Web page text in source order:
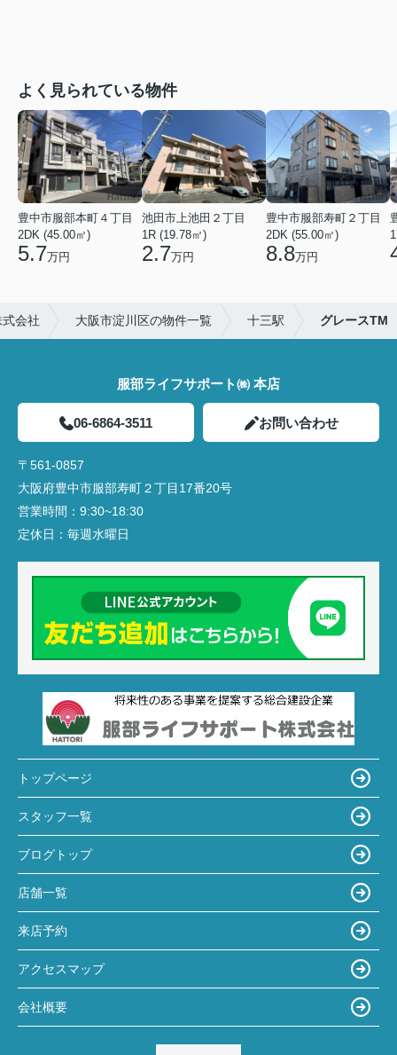
よく見られている物件
豊中市服部本町４丁目
2DK (45.00㎡)
5.7万円
池田市上池田２丁目
1R (19.78㎡)
2.7万円
豊中市服部寿町２丁目
2DK (55.00㎡)
8.8万円
会社 大阪市淀川区の物件一覧 十三駅 グレースTM
服部ライフサポート㈱ 本店
06-6864-3511 お問い合わせ
〒561-0857
大阪府豊中市服部寿町２丁目17番20号
営業時間： 9:30~18:30
定休日： 毎週水曜日
トップページ
スタッフ一覧
ブログトップ
店舗一覧
来店予約
アクセスマップ
会社概要